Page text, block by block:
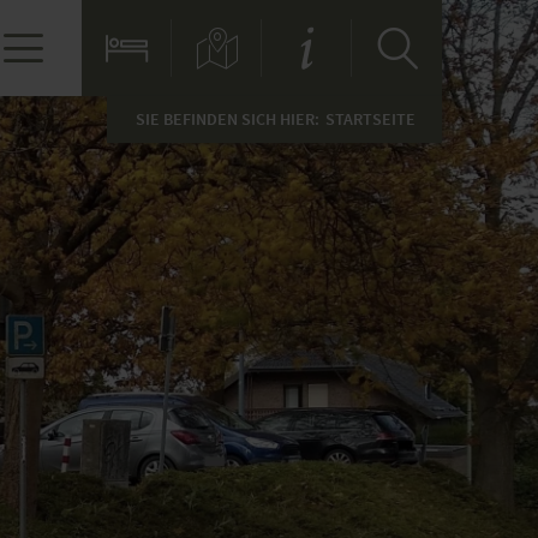
SIE BEFINDEN SICH HIER: STARTSEITE